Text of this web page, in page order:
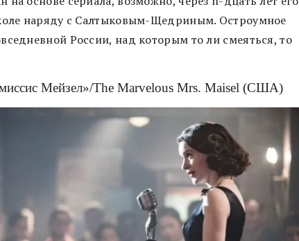
наряду с Салтыковым-Щедриным. Остроумное
России, над которым то ли смеяться, то
миссис Мейзел»/The Marvelous Mrs. Maisel (США)